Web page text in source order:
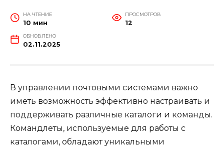
НА ЧТЕНИЕ
10 мин
ПРОСМОТРОВ
12
ОБНОВЛЕНО
02.11.2025
В управлении почтовыми системами важно
иметь возможность эффективно настраивать и
поддерживать различные каталоги и команды.
Командлеты, используемые для работы с
каталогами, обладают уникальными